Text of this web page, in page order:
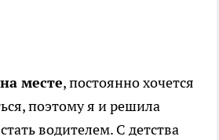
месте, постоянно хочется
поэтому я и решила
водителем. С детства